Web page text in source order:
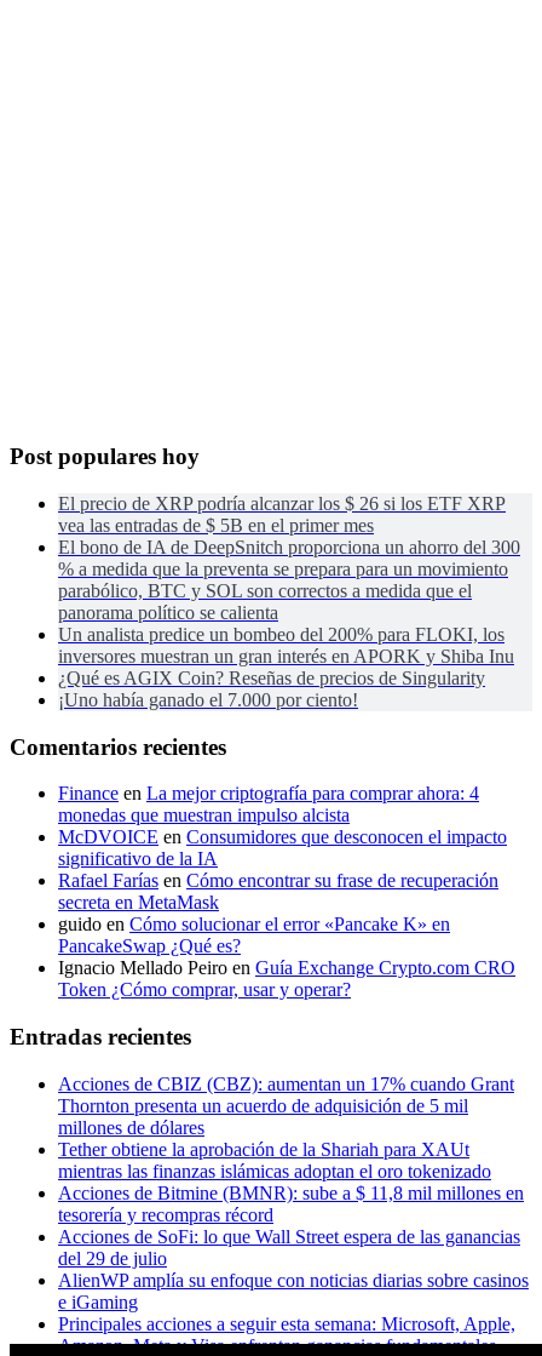
Post populares hoy
El precio de XRP podría alcanzar los $ 26 si los ETF XRP
vea las entradas de $ 5B en el primer mes
El bono de IA de DeepSnitch proporciona un ahorro del 300
% a medida que la preventa se prepara para un movimiento
parabólico, BTC y SOL son correctos a medida que el
panorama político se calienta
Un analista predice un bombeo del 200% para FLOKI, los
inversores muestran un gran interés en APORK y Shiba Inu
¿Qué es AGIX Coin? Reseñas de precios de Singularity
¡Uno había ganado el 7.000 por ciento!
Comentarios recientes
Finance en La mejor criptografía para comprar ahora: 4
monedas que muestran impulso alcista
McDVOICE en Consumidores que desconocen el impacto
significativo de la IA
Rafael Farías en Cómo encontrar su frase de recuperación
secreta en MetaMask
guido en Cómo solucionar el error «Pancake K» en
PancakeSwap ¿Qué es?
Ignacio Mellado Peiro en Guía Exchange Crypto.com CRO
Token ¿Cómo comprar, usar y operar?
Entradas recientes
Acciones de CBIZ (CBZ): aumentan un 17% cuando Grant
Thornton presenta un acuerdo de adquisición de 5 mil
millones de dólares
Tether obtiene la aprobación de la Shariah para XAUt
mientras las finanzas islámicas adoptan el oro tokenizado
Acciones de Bitmine (BMNR): sube a $ 11,8 mil millones en
tesorería y recompras récord
Acciones de SoFi: lo que Wall Street espera de las ganancias
del 29 de julio
AlienWP amplía su enfoque con noticias diarias sobre casinos
e iGaming
Principales acciones a seguir esta semana: Microsoft, Apple,
Amazon, Meta y Visa enfrentan ganancias fundamentales